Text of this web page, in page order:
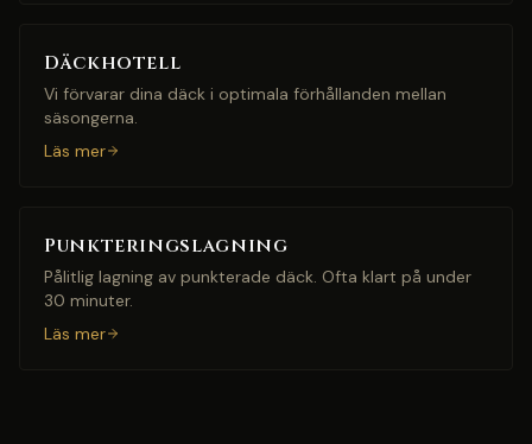
Däckhotell
Vi förvarar dina däck i optimala förhållanden mellan
säsongerna.
Läs mer
Punkteringslagning
Pålitlig lagning av punkterade däck. Ofta klart på under
30 minuter.
Läs mer